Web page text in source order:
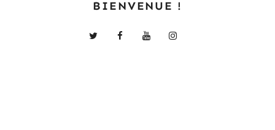
BIENVENUE !